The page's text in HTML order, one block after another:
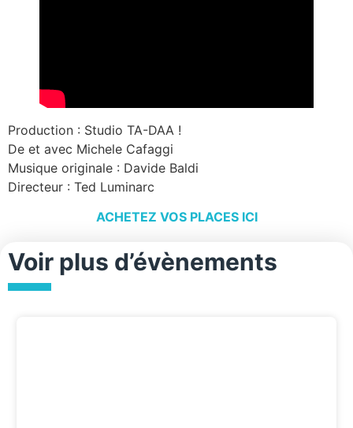
Production : Studio TA-DAA !
De et avec Michele Cafaggi
Musique originale : Davide Baldi
Directeur : Ted Luminarc
ACHETEZ VOS PLACES ICI
Voir plus d’évènements